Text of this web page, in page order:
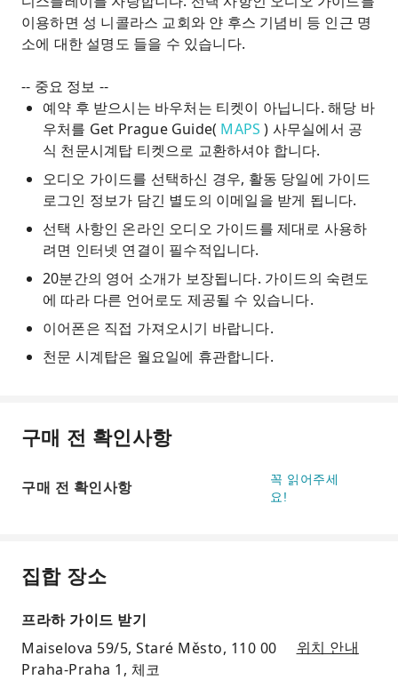
이용하면 성 니콜라스 교회와 얀 후스 기념비 등 인근 명
소에 대한 설명도 들을 수 있습니다.
-- 중요 정보 --
예약 후 받으시는 바우처는 티켓이 아닙니다. 해당 바
우처를 Get Prague Guide( MAPS ) 사무실에서 공
식 천문시계탑 티켓으로 교환하셔야 합니다.
오디오 가이드를 선택하신 경우, 활동 당일에 가이드
로그인 정보가 담긴 별도의 이메일을 받게 됩니다.
선택 사항인 온라인 오디오 가이드를 제대로 사용하
려면 인터넷 연결이 필수적입니다.
20분간의 영어 소개가 보장됩니다. 가이드의 숙련도
에 따라 다른 언어로도 제공될 수 있습니다.
이어폰은 직접 가져오시기 바랍니다.
천문 시계탑은 월요일에 휴관합니다.
구매 전 확인사항
구매 전 확인사항
꼭 읽어주세
요!
집합 장소
프라하 가이드 받기
Maiselova 59/5, Staré Město, 110 00
Praha-Praha 1, 체코
위치 안내